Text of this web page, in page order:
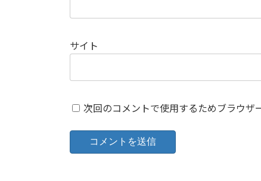
サイト
次回のコメントで使用するためブラウザ